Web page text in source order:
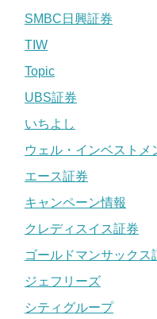
SMBC日興証券
TIW
Topic
UBS証券
いちよし
ウェル・インベストメ
エース証券
キャンペーン情報
クレディスイス証券
ゴールドマンサックス
ジェフリーズ
シティグループ